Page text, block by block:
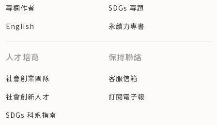
專欄作者
English
SDGs 專題
永續力專書
人才培育
社會創業團隊
社會創新人才
SDGs 科系指南
保持聯絡
客服信箱
訂閱電子報